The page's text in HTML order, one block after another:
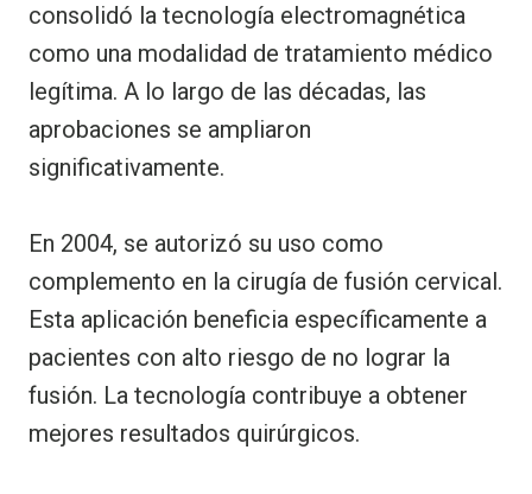
consolidó la tecnología electromagnética
como una modalidad de tratamiento médico
legítima. A lo largo de las décadas, las
aprobaciones se ampliaron
significativamente.
En 2004, se autorizó su uso como
complemento en la cirugía de fusión cervical.
Esta aplicación beneficia específicamente a
pacientes con alto riesgo de no lograr la
fusión. La tecnología contribuye a obtener
mejores resultados quirúrgicos.